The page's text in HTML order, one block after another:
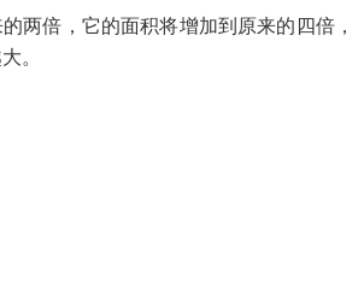
两倍，它的面积将增加到原来的四倍，
。